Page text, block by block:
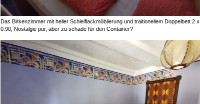
Das Birkenzimmer mit heller Schleiflackmöblierung und traitionellem Doppelbett 2
0.90, Nostalgie pur, aber zu schade für den Container?